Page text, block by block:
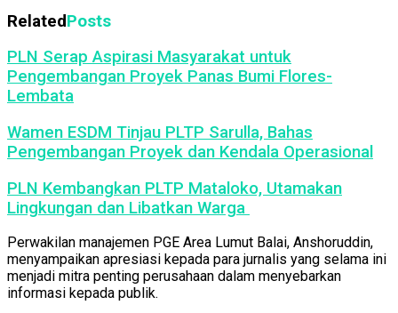
RelatedPosts
PLN Serap Aspirasi Masyarakat untuk
Pengembangan Proyek Panas Bumi Flores-
Lembata
Wamen ESDM Tinjau PLTP Sarulla, Bahas
Pengembangan Proyek dan Kendala Operasional
PLN Kembangkan PLTP Mataloko, Utamakan
Lingkungan dan Libatkan Warga
Perwakilan manajemen PGE Area Lumut Balai, Anshoruddin,
menyampaikan apresiasi kepada para jurnalis yang selama ini
menjadi mitra penting perusahaan dalam menyebarkan
informasi kepada publik.